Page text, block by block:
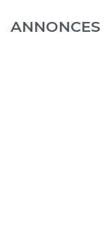
ANNONCES